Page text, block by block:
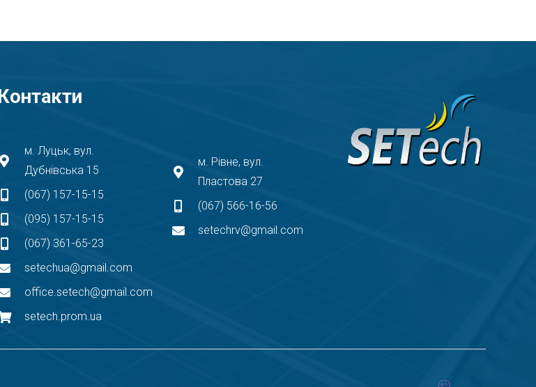
Контакти
м. Луцьк, вул.
Дубнівська 15
(067) 157-15-15
(095) 157-15-15
(067) 361-65-23
setechua@gmail.com
office.setech@gmail.com
setech.prom.ua
м. Рівне, вул.
Пластова 27
(067) 566-16-56
setechrv@gmail.com